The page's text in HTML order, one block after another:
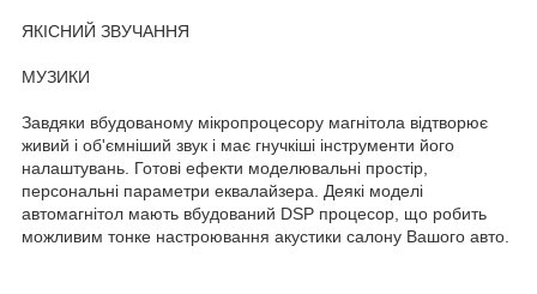
ЯКІСНИЙ ЗВУЧАННЯ
МУЗИКИ
Завдяки вбудованому мікропроцесору магнітола відтворює
живий і об'ємніший звук і має гнучкіші інструменти його
налаштувань. Готові ефекти моделювальні простір,
персональні параметри еквалайзера. Деякі моделі
автомагнітол мають вбудований DSP процесор, що робить
можливим тонке настроювання акустики салону Вашого авто.